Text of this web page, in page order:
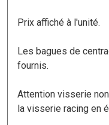
Prix affiché à l'unité.
Les bagues de
fournis.
Attention visserie
la visserie racing en